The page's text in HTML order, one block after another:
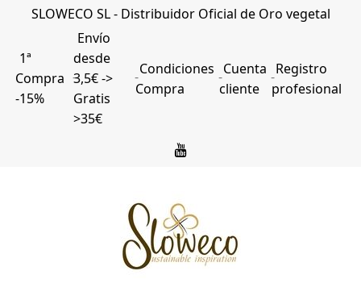
SLOWECO SL - Distribuidor Oficial de Oro vegetal
1ª
Compra
-15%
Envío
desde
3,5€ ->
Gratis
>35€
Condiciones
Compra
Cuenta
cliente
Registro
profesional